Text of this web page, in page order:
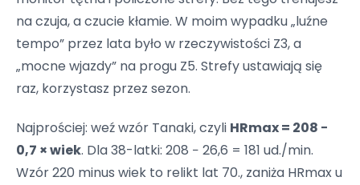
na czuja, a czucie kłamie. W moim wypadku „luźne
tempo” przez lata było w rzeczywistości Z3, a
„mocne wjazdy” na progu Z5. Strefy ustawiają się
raz, korzystasz przez sezon.
Najprościej: weź wzór Tanaki, czyli HRmax = 208 −
0,7 × wiek. Dla 38-latki: 208 − 26,6 = 181 ud./min.
Wzór 220 minus wiek to relikt lat 70., zaniża HRmax u